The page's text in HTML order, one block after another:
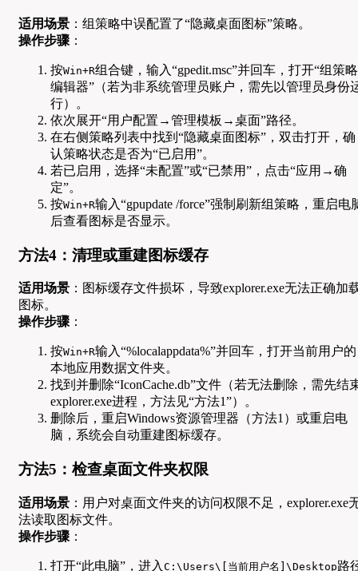
适用场景 ：组策略中误配置了“隐藏桌面图标”策略。
操作步骤 ：
按Win+R组合键，输入“gpedit.msc”并回车，打开“组策略
编辑器”（若为非系统管理员账户，需先以管理员身份
行）。
依次展开“用户配置→管理模板→桌面”路径。
在右侧策略列表中找到“隐藏桌面图标”，双击打开，确
认策略状态是否为“已启用”。
若已启用，选择“未配置”或“已禁用”，点击“应用→确
定”。
按Win+R输入“gpupdate /force”强制刷新组策略，重启电
后查看图标是否显示。
方法4：清理或重建图标缓存
适用场景 ：图标缓存文件损坏，导致explorer.exe无法正确加
图标。
操作步骤：
按Win+R输入“%localappdata%”并回车，打开当前用户的
本地应用数据文件夹。
找到并删除“IconCache.db”文件（若无法删除，需先结
explorer.exe进程，方法见“方法1”）。
删除后，重启Windows资源管理器（方法1）或重启电
脑，系统会自动重建图标缓存。
方法5：检查桌面文件夹权限
适用场景 ：用户对桌面文件夹的访问权限不足，explorer.exe
法读取图标文件。
操作步骤 ：
打开“此电脑”，进入 C:\Users\[当前用户名]\Desktop路